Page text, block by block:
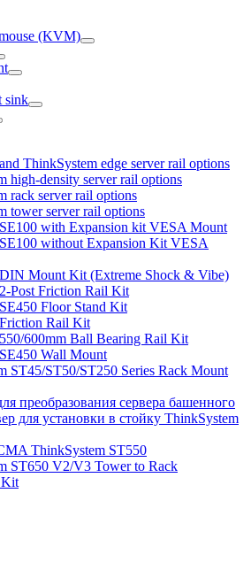
(KVM)
sink
ThinkSystem edge server rail options
high-density server rail options
rack server rail options
tower server rail options
with Expansion kit VESA Mount
without Expansion Kit VESA
Mount Kit (Extreme Shock & Vibe)
Post Friction Rail Kit
Floor Stand Kit
Rail Kit
600mm Ball Bearing Rail Kit
Wall Mount
ST45/ST50/ST250 Series Rack Mount
преобразования сервера башенного
для установки в стойку ThinkSystem
ThinkSystem ST550
ST650 V2/V3 Tower to Rack
Kit